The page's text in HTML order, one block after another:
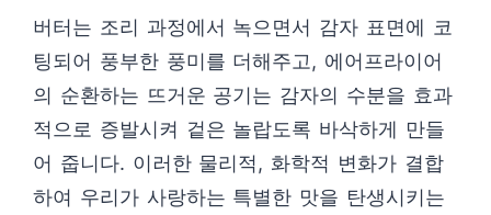
버터는 조리 과정에서 녹으면서 감자 표면에 코
팅되어 풍부한 풍미를 더해주고, 에어프라이어
의 순환하는 뜨거운 공기는 감자의 수분을 효과
적으로 증발시켜 겉은 놀랍도록 바삭하게 만들
어 줍니다. 이러한 물리적, 화학적 변화가 결합
하여 우리가 사랑하는 특별한 맛을 탄생시키는